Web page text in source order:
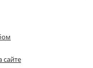
сайте